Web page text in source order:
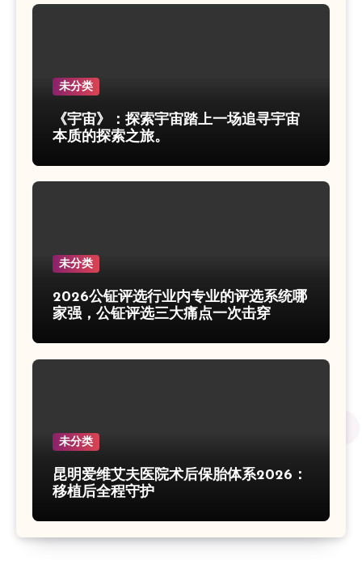
未分类
《宇宙》：探索宇宙踏上一场追寻宇宙
本质的探索之旅。
未分类
2026公钲评选行业内专业的评选系统哪
家强，公钲评选三大痛点一次击穿
未分类
昆明爱维艾夫医院术后保胎体系2026：
移植后全程守护